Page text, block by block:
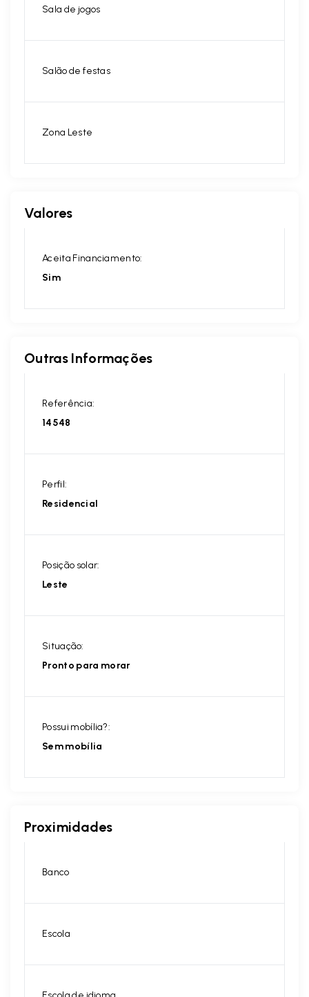
Sala de jogos
Salão de festas
Zona Leste
Valores
Aceita Financiamento:
Sim
Outras Informações
Referência:
14548
Perfil:
Residencial
Posição solar:
Leste
Situação:
Pronto para morar
Possui mobília?:
Sem mobília
Proximidades
Banco
Escola